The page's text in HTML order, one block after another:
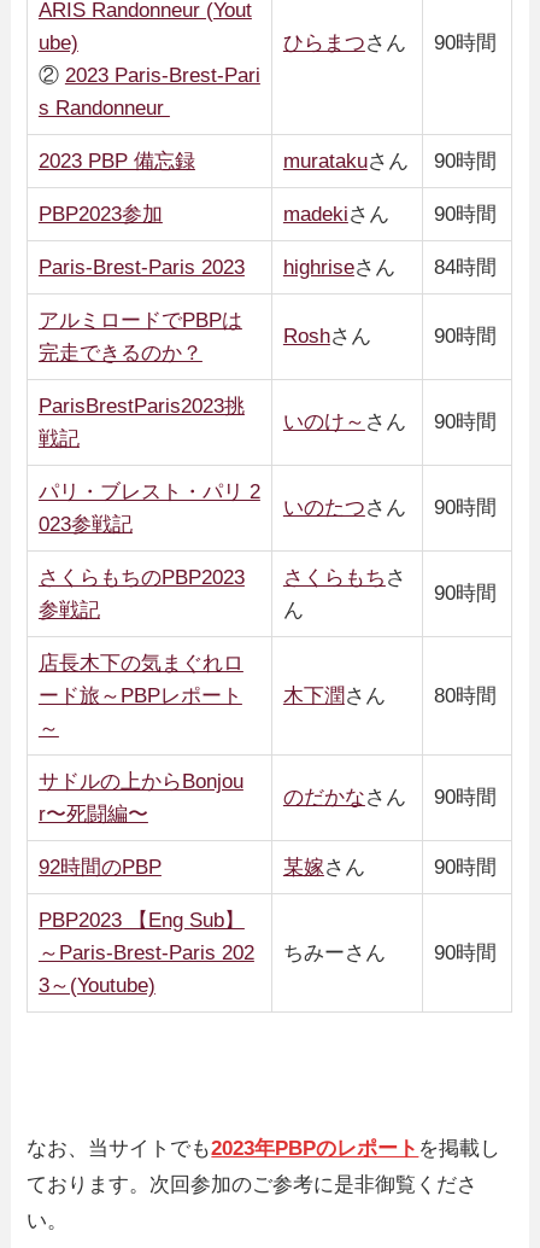
ARIS Randonneur (Yout
ube)
② 2023 Paris-Brest-Pari
s Randonneur
ひらまつさん 90時間
2023 PBP 備忘録 muratakuさん 90時間
PBP2023参加 madekiさん 90時間
Paris-Brest-Paris 2023 highriseさん 84時間
アルミロードでPBPは
完走できるのか？
Roshさん 90時間
ParisBrestParis2023挑
戦記
いのけ～ さん 90時間
パリ・ブレスト・パリ 2
023参戦記
いのたつさん 90時間
さくらもちのPBP2023
参戦記
さくらもち さ
ん
90時間
店長木下の気まぐれロ
ード旅～PBPレポート
～
木下潤 さん 80時間
サドルの上からBonjou
r〜死闘編〜
のだかなさん 90時間
92時間のPBP 某嫁さん 90時間
PBP2023 【Eng Sub】
～Paris-Brest-Paris 202
3～(Youtube)
ちみーさん 90時間
なお、当サイトでも2023年PBPのレポート を掲載し
ております。次回参加のご参考に是非御覧くださ
い。